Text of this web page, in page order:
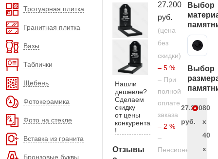
Тротуарная плитка
Гранитная плитка
Вазы
Таблички
Щебень
Фотокерамика
Фото на стекле
Вставка из гранита
Бронзовые буквы
Нашли
дешевле?
Сделаем
скидку
от цены
конкурента
!
Отзывы
27.200
руб.
(цена
без
скидки)
– 5 %
– При
полной
оплате
заказа
– 2 %
–
Пенсионерам
Выбор
Карельский гранит
Выбор
27.200
руб.
80
x
40
x